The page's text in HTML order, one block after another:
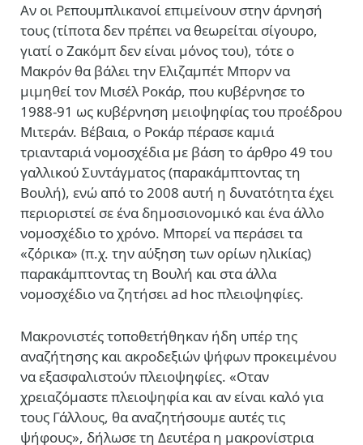
Αν οι Ρεπουμπλικανοί επιμείνουν στην άρνησή
τους (τίποτα δεν πρέπει να θεωρείται σίγουρο,
γιατί ο Ζακόμπ δεν είναι μόνος του), τότε ο
Μακρόν θα βάλει την Ελιζαμπέτ Μπορν να
μιμηθεί τον Μισέλ Ροκάρ, που κυβέρνησε το
1988-91 ως κυβέρνηση μειοψηφίας του προέδρου
Μιτεράν. Βέβαια, ο Ροκάρ πέρασε καμιά
τριανταριά νομοσχέδια με βάση το άρθρο 49 του
γαλλικού Συντάγματος (παρακάμπτοντας τη
Βουλή), ενώ από το 2008 αυτή η δυνατότητα έχει
περιοριστεί σε ένα δημοσιονομικό και ένα άλλο
νομοσχέδιο το χρόνο. Μπορεί να περάσει τα
«ζόρικα» (π.χ. την αύξηση των ορίων ηλικίας)
παρακάμπτοντας τη Βουλή και στα άλλα
νομοσχέδιο να ζητήσει ad hoc πλειοψηφίες.
Μακρονιστές τοποθετήθηκαν ήδη υπέρ της
αναζήτησης και ακροδεξιών ψήφων προκειμένου
να εξασφαλιστούν πλειοψηφίες. «Οταν
χρειαζόμαστε πλειοψηφία και αν είναι καλό για
τους Γάλλους, θα αναζητήσουμε αυτές τις
ψήφους», δήλωσε τη Δευτέρα η μακρονίστρια